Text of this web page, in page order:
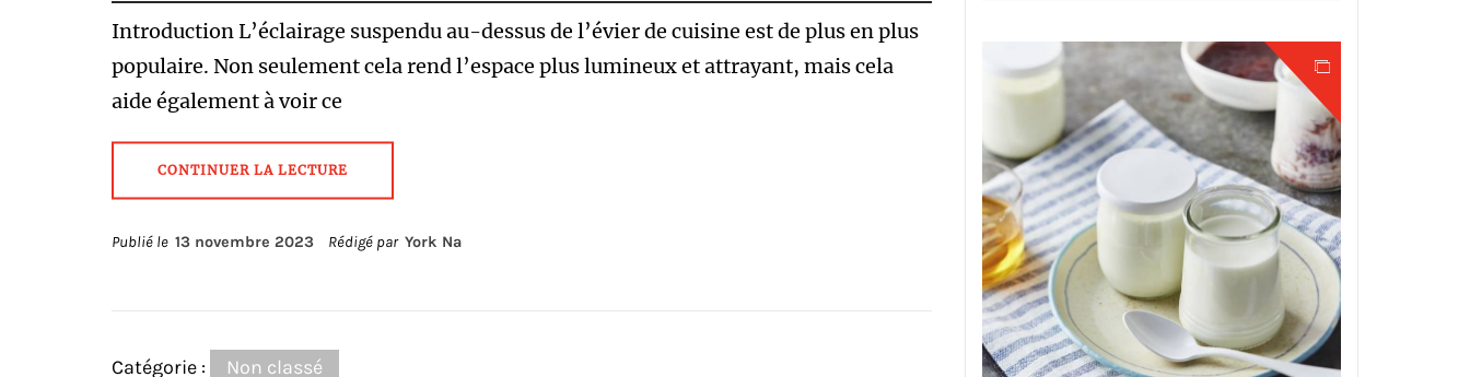
Introduction L’éclairage suspendu au-dessus de l’évier de cuisine est de plus en plus
populaire. Non seulement cela rend l’espace plus lumineux et attrayant, mais cela
aide également à voir ce
CONTINUER LA LECTURE
Publié le 13 novembre 2023 Rédigé par York Na
Catégorie : Non classé